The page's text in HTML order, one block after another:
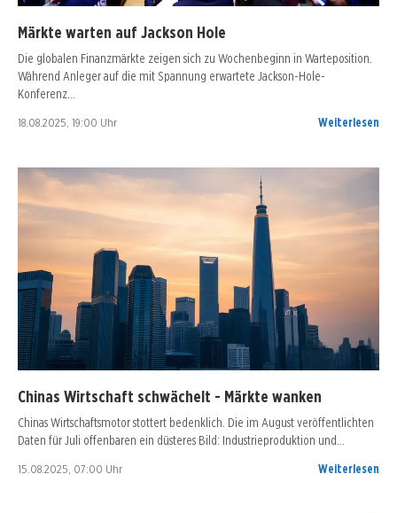
Märkte warten auf Jackson Hole
Die globalen Finanzmärkte zeigen sich zu Wochenbeginn in Warteposition.
Während Anleger auf die mit Spannung erwartete Jackson-Hole-
Konferenz…
18.08.2025, 19:00 Uhr Weiterlesen
Chinas Wirtschaft schwächelt - Märkte wanken
Chinas Wirtschaftsmotor stottert bedenklich. Die im August veröffentlichten
Daten für Juli offenbaren ein düsteres Bild: Industrieproduktion und…
15.08.2025, 07:00 Uhr Weiterlesen